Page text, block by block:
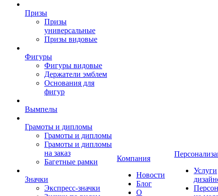
Призы
Призы
универсальные
Призы видовые
Фигуры
Фигуры видовые
Держатели эмблем
Основания для
фигур
Вымпелы
Грамоты и дипломы
Грамоты и дипломы
Грамоты и дипломы
на заказ
Багетные рамки
Значки
Экспресс-значки
Компания
Новости
Блог
О
Услуги